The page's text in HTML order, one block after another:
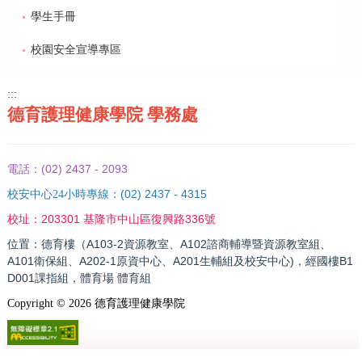
學生手冊
校園安全宣導專區
:::
德育護理健康學院 學務處
電話： (02) 2437 - 2093
校安中心24小時專線： (02) 2437 - 4315
校址： 203301 基隆市中山區復興路336號
位置：德育樓（A103-2資源教室、A102諮商輔導暨資源教室組、
A101衛保組、A202-1原資中心、A201生輔組及校安中心)，經國樓B1
D001課指組，體育場 體育組
Copyright © 2026德育護理健康學院